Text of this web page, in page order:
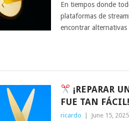
En tiempos donde
plataformas de
encontrar
¡REPARAR
FUE TAN FÁCIL!
ricardo June 15, 2025